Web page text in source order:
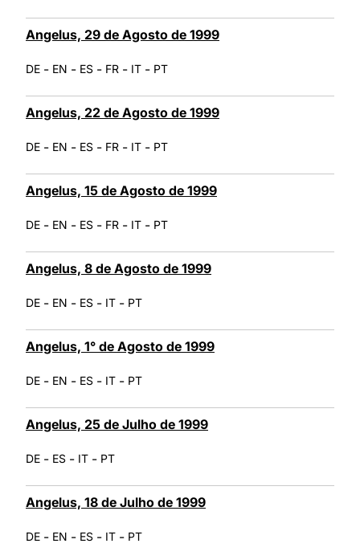
Angelus, 29 de Agosto de 1999
DE - EN - ES - FR - IT - PT
Angelus, 22 de Agosto de 1999
DE - EN - ES - FR - IT - PT
Angelus, 15 de Agosto de 1999
DE - EN - ES - FR - IT - PT
Angelus, 8 de Agosto de 1999
DE - EN - ES - IT - PT
Angelus, 1° de Agosto de 1999
DE - EN - ES - IT - PT
Angelus, 25 de Julho de 1999
DE - ES - IT - PT
Angelus, 18 de Julho de 1999
DE - EN - ES - IT - PT